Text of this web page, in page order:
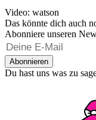
Video: watson
Das könnte dich auch
Abonniere unseren
Abonnieren
Du hast uns was zu